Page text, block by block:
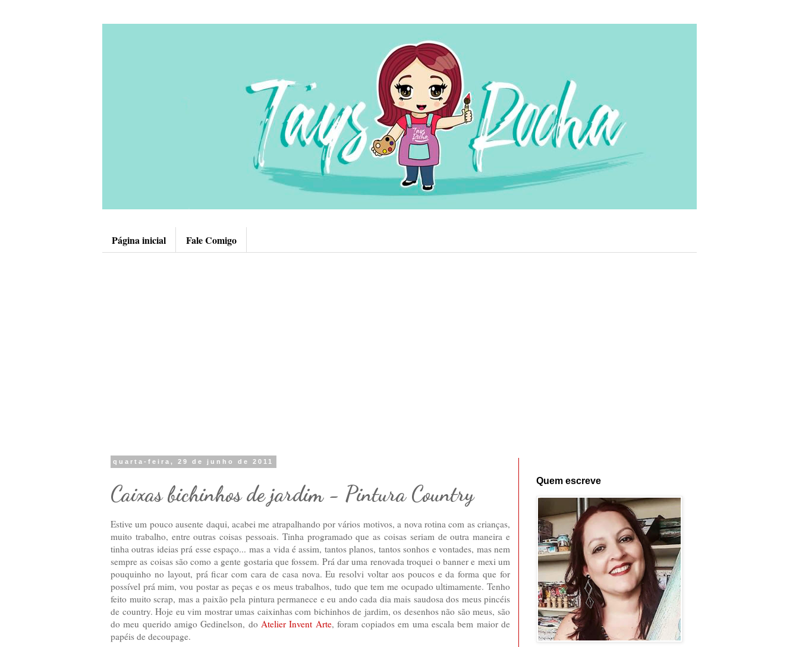
Página inicial Fale Comigo
quarta-feira, 29 de junho de 2011
Caixas bichinhos de jardim - Pintura Country
Estive um pouco ausente daqui, acabei me atrapalhando por vários motivos, a nova rotina com as crianças,
muito trabalho, entre outras coisas pessoais. Tinha programado que as coisas seriam de outra maneira e
tinha outras ideias prá esse espaço... mas a vida é assim, tantos planos, tantos sonhos e vontades, mas nem
sempre as coisas são como a gente gostaria que fossem. Prá dar uma renovada troquei o banner e mexi um
pouquinho no layout, prá ficar com cara de casa nova. Eu resolvi voltar aos poucos e da forma que for
possível prá mim, vou postar as peças e os meus trabalhos, tudo que tem me ocupado ultimamente. Tenho
feito muito scrap, mas a paixão pela pintura permanece e eu ando cada dia mais saudosa dos meus pincéis
de country. Hoje eu vim mostrar umas caixinhas com bichinhos de jardim, os desenhos não são meus, são
do meu querido amigo Gedinelson, do Atelier Invent Arte, foram copiados em uma escala bem maior de
papéis de decoupage.
Quem escreve